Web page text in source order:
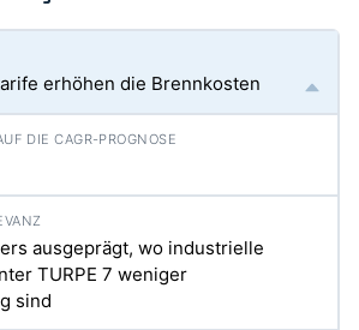
erhöhen die Brennkosten
ausgeprägt, wo industrielle
TURPE 7 weniger
sind